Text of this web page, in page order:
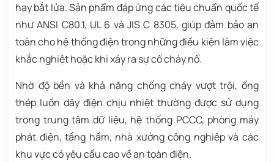
hay bắt lửa. Sản phẩm đáp ứng các tiêu chuẩn quốc tế
như ANSI C80.1, UL 6 và JIS C 8305, giúp đảm bảo an
toàn cho hệ thống điện trong những điều kiện làm việc
khắc nghiệt hoặc khi xảy ra sự cố cháy nổ.
Nhờ độ bền và khả năng chống cháy vượt trội, ống
thép luồn dây điện chịu nhiệt thường được sử dụng
trong trung tâm dữ liệu, hệ thống PCCC, phòng máy
phát điện, tầng hầm, nhà xưởng công nghiệp và các
khu vực có yêu cầu cao về an toàn điện.